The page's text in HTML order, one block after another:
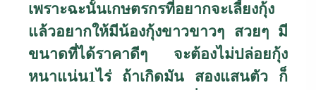
เพราะฉะนั้นเกษตรกรที่อยากจะเลี้ยงกุ้ง
แล้วอยากให้มีน้องกุ้งขาวขาวๆ สวยๆ มี
ขนาดที่ได้ราคาดีๆ จะต้องไม่ปล่อยกุ้ง
หนาแน่น1ไร่ ถ้าเกิดมัน สองแสนตัว ก็